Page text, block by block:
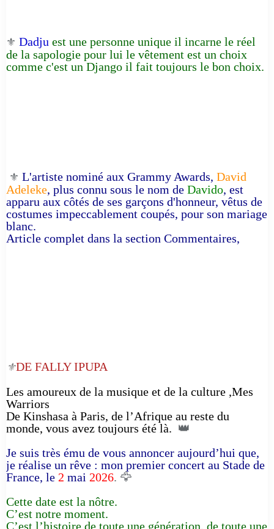
⚜️ Dadju est une personne unique il incarne le réel
de la sapologie pour lui le vêtement est un choix
comme c'est un Django il fait toujours le bon choix.
⚜️ L'artiste nominé aux Grammy Awards, David
Adeleke, plus connu sous le nom de Davido, est
apparu aux côtés de ses garçons d'honneur, vêtus de
costumes impeccablement coupés, pour son mariage
blanc.
Article complet dans la section Commentaires,
⚜️DE FALLY IPUPA
Les amoureux de la musique et de la culture ,Mes
Warriors
De Kinshasa à Paris, de l’Afrique au reste du
monde, vous avez toujours été là. 👑
Je suis très ému de vous annoncer aujourd’hui que,
je réalise un rêve : mon premier concert au Stade de
France, le 2 mai 2026. 🦅
Cette date est la nôtre.
C’est notre moment.
C’est l’histoire de toute une génération, de toute une